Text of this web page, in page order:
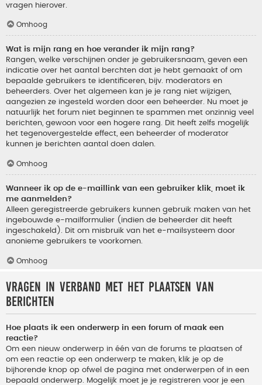
vragen hierover.
Omhoog
Wat is mijn rang en hoe verander ik mijn rang?
Rangen, welke verschijnen onder je gebruikersnaam, geven een
indicatie over het aantal berchten dat je hebt gemaakt of om
bepaalde gebruikers te identificeren, bijv. moderators en
beheerders. Over het algemeen kan je je rang niet wijzigen,
aangezien ze ingesteld worden door een beheerder. Nu moet je
natuurlijk het forum niet beginnen te spammen met onzinnig veel
berichten, gewoon voor een hogere rang. Dit heeft zelfs mogelijk
het tegenovergestelde effect, een beheerder of moderator
kunnen je berichten aantal doen dalen.
Omhoog
Wanneer ik op de e-maillink van een gebruiker klik, moet ik
me aanmelden?
Alleen geregistreerde gebruikers kunnen gebruik maken van het
ingebouwde e-mailformulier (indien de beheerder dit heeft
ingeschakeld). Dit om misbruik van het e-mailsysteem door
anonieme gebruikers te voorkomen.
Omhoog
Vragen in verband met het plaatsen van
berichten
Hoe plaats ik een onderwerp in een forum of maak een
reactie?
Om een nieuw onderwerp in één van de forums te plaatsen of
om een reactie op een onderwerp te maken, klik je op de
bijhorende knop op ofwel de pagina met onderwerpen of in een
bepaald onderwerp. Mogelijk moet je je registreren voor je een